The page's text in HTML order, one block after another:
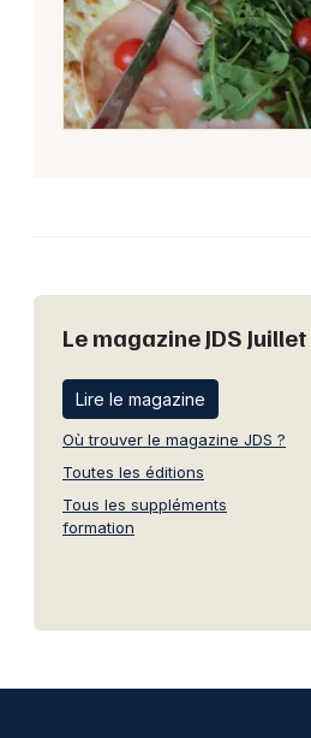
Le magazine JDS
Lire le magazine
Où trouver le magazine JDS ?
Toutes les éditions
Tous les suppléments
formation